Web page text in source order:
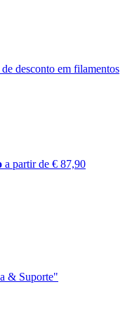
desconto em filamentos
a partir de € 87,90
& Suporte"